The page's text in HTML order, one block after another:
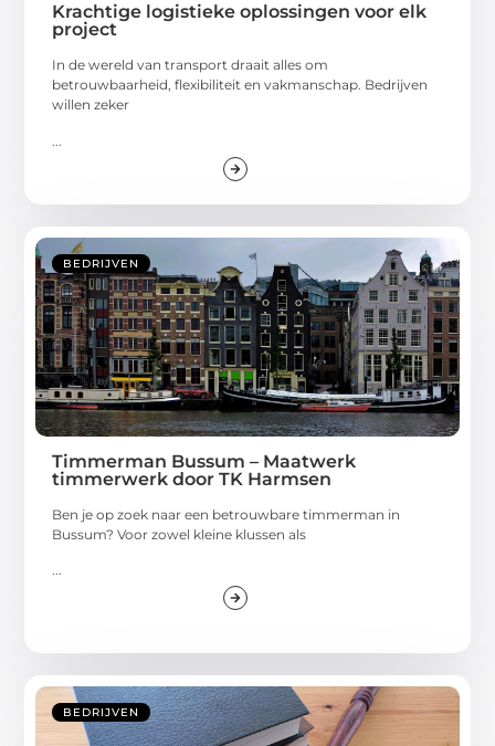
Krachtige logistieke oplossingen voor elk
project
In de wereld van transport draait alles om
betrouwbaarheid, flexibiliteit en vakmanschap. Bedrijven
willen zeker
BEDRIJVEN
Timmerman Bussum – Maatwerk
timmerwerk door TK Harmsen
Ben je op zoek naar een betrouwbare timmerman in
Bussum? Voor zowel kleine klussen als
...
BEDRIJVEN